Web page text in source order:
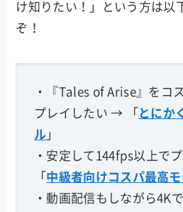
け知りたい！」という方は以
ぞ！
・『Tales of Arise』をコ
プレイしたい → 「 とにか
ル 」
・安定して144fps以上で
「 中級者向けコスパ最高
・動画配信もしながら4K